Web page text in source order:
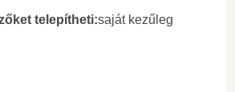
telepítheti:saját kezűleg